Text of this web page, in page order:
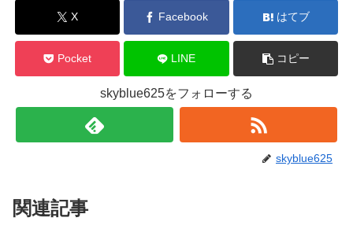
X Facebook はてブ
Pocket LINE コピー
skyblue625をフォローする
skyblue625
関連記事